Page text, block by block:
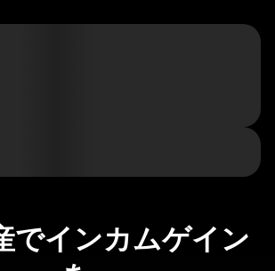
でインカムゲイン